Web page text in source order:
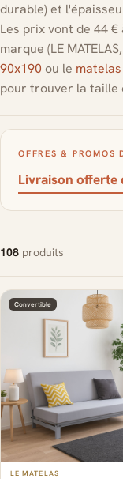
durable) et
Les prix vont de 44
marque (LE
90x190 ou le
pour trouver la taille
OFFRES & PROMOS
Livraison offerte
108 produits
Convertible
LE MATELAS